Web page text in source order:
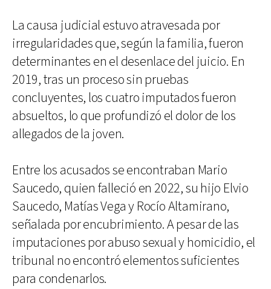
La causa judicial estuvo atravesada por
irregularidades que, según la familia, fueron
determinantes en el desenlace del juicio. En
2019, tras un proceso sin pruebas
concluyentes, los cuatro imputados fueron
absueltos, lo que profundizó el dolor de los
allegados de la joven.
Entre los acusados se encontraban Mario
Saucedo, quien falleció en 2022, su hijo Elvio
Saucedo, Matías Vega y Rocío Altamirano,
señalada por encubrimiento. A pesar de las
imputaciones por abuso sexual y homicidio, el
tribunal no encontró elementos suficientes
para condenarlos.